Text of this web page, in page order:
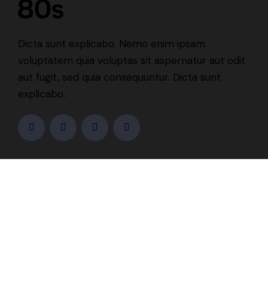
Dicta sunt explicabo. Nemo enim ipsam
voluptatem quia voluptas sit aspernatur aut odit
aut fugit, sed quia consequuntur. Dicta sunt
explicabo.